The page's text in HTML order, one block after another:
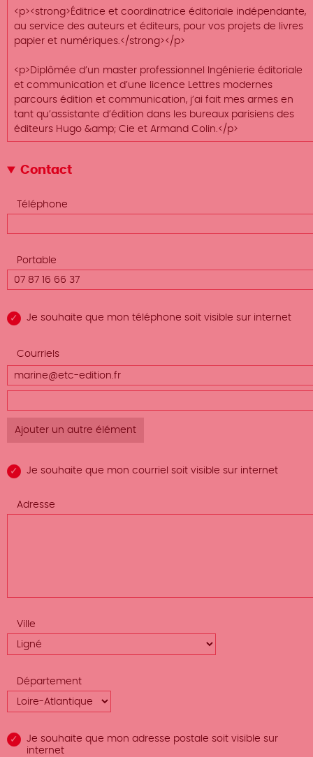
Contact
Téléphone
Portable
Je souhaite que mon téléphone soit visible sur internet
Afficher
le poids
des
Courriels
Courriels
(valeur
1)
Je souhaite que mon courriel soit visible sur internet
Adresse
Ville
Département
Je souhaite que mon adresse postale soit visible sur
internet